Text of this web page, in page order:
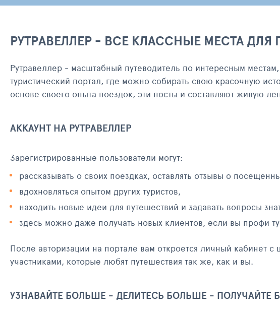
РУТРАВЕЛЛЕР - ВСЕ КЛАССНЫЕ МЕСТА
Рутравеллер - масштабный путеводитель по интересным
туристический портал, где можно собирать свою красочную
основе своего опыта поездок, эти посты и составляют живую
АККАУНТ НА РУТРАВЕЛЛЕР
Зарегистрированные пользователи могут:
рассказывать о своих поездках, оставлять отзывы о
вдохновляться опытом других туристов,
находить новые идеи для путешествий и задавать вопросы
здесь можно даже получать новых клиентов, если вы профи
После авторизации на портале вам откроется личный кабинет
участниками, которые любят путешествия так же, как и вы.
УЗНАВАЙТЕ БОЛЬШЕ - ДЕЛИТЕСЬ БОЛЬШЕ - ПОЛУЧАЙТЕ